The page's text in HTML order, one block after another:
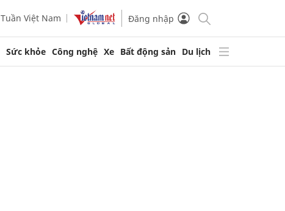
Tuần Việt Nam Đăng nhập
Sức khỏe Công nghệ Xe Bất động sản Du lịch